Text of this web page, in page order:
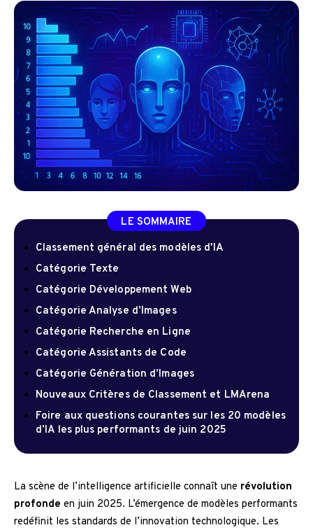
LE SOMMAIRE
Classement général des modèles d'IA
Catégorie Texte
Catégorie Développement Web
Catégorie Analyse d’Images
Catégorie Recherche en Ligne
Catégorie Assistants de Code
Catégorie Génération d’Images
Nouveaux Critères de Classement et LMArena
Foire aux questions courantes sur les 20 modèles
d’IA les plus performants de juin 2025
La scène de l’intelligence artificielle connaît une révolution
profonde en juin 2025. L’émergence de modèles performants
redéfinit les standards de l’innovation technologique. Les